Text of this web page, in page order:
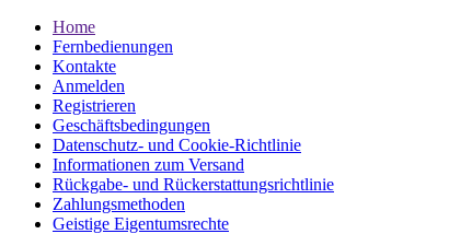
Home
Fernbedienungen
Kontakte
Anmelden
Registrieren
Geschäftsbedingungen
Datenschutz- und Cookie-Richtlinie
Informationen zum Versand
Rückgabe- und Rückerstattungsrichtlinie
Zahlungsmethoden
Geistige Eigentumsrechte